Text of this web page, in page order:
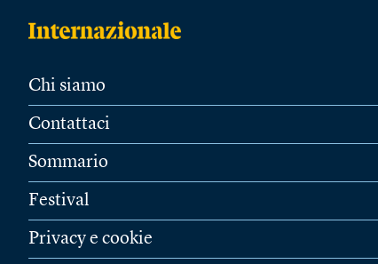
Chi siamo
Contattaci
Sommario
Festival
Privacy e cookie